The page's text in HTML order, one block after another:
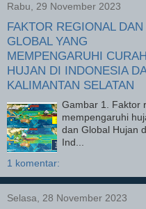
Rabu, 29 November 2023
FAKTOR REGIONAL DAN
GLOBAL YANG
MEMPENGARUHI CURAH
HUJAN DI INDONESIA
KALIMANTAN SELATAN
Gambar 1. Faktor
mempengaruhi
dan Global Hujan
Ind...
1 komentar:
Selasa, 28 November 2023